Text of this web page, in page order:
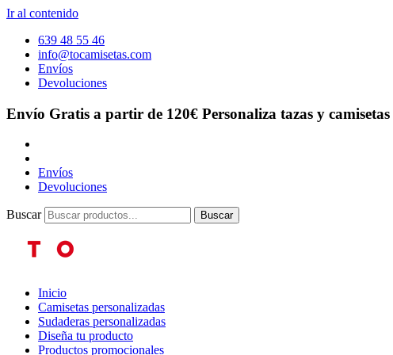
Ir al contenido
639 48 55 46
info@tocamisetas.com
Envíos
Devoluciones
Envío Gratis a partir de 120€ Personaliza tazas y camisetas
Envíos
Devoluciones
Buscar Buscar
Inicio
Camisetas personalizadas
Sudaderas personalizadas
Diseña tu producto
Productos promocionales